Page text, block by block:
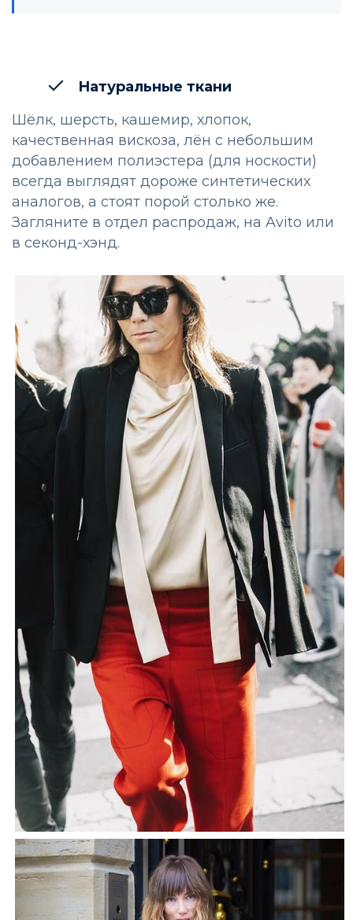
Натуральные ткани
Шёлк, шерсть, кашемир, хлопок,
качественная вискоза, лён с небольшим
добавлением полиэстера (для носкости)
всегда выглядят дороже синтетических
аналогов, а стоят порой столько же.
Загляните в отдел распродаж, на Avito или
в секонд-хэнд.